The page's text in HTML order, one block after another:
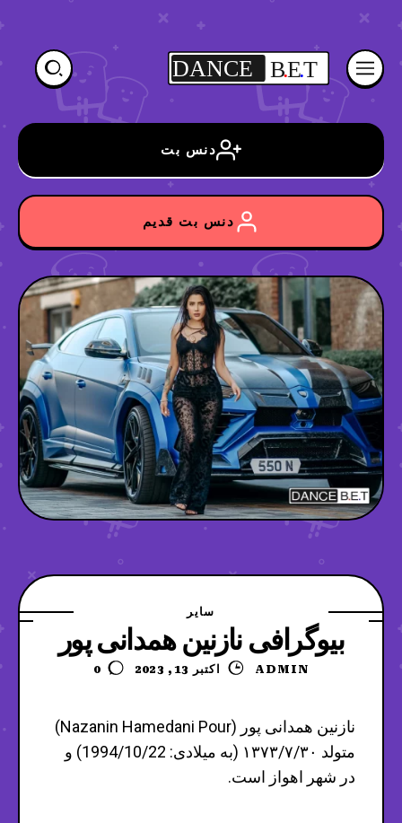
DANCE B.E.T
دنس بت
دنس بت قدیم
سایر
بیوگرافی نازنین همدانی پور
ADMIN اکتبر 13, 2023 0
نازنین همدانی پور (Nazanin Hamedani Pour)
متولد ۱۳۷۳/۷/۳۰ (به میلادی: 1994/10/22) و
در شهر اهواز است.